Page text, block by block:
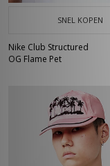
SNEL KOPEN
Nike Club Structured
OG Flame Pet